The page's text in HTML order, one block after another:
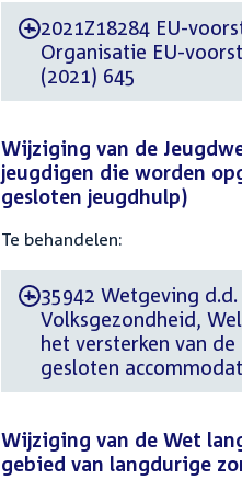
-2021Z18284 EU-
Organisatie EU-
(2021) 645
Wijziging van de
jeugdigen die worden
gesloten jeugdhulp)
Te behandelen:
-35942 Wetgeving
Volksgezondheid,
het versterken van
gesloten
Wijziging van de Wet
gebied van langdurige